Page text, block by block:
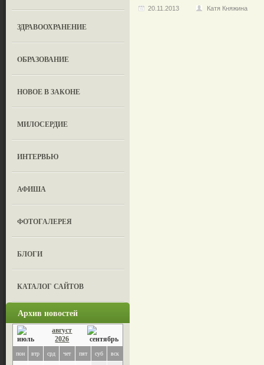
ЗДРАВООХРАНЕНИЕ
OБРАЗОВАНИЕ
НОВОЕ В ЗАКОНЕ
МИЛОСЕРДИЕ
ИНТЕРВЬЮ
АФИША
ФОТОГАЛЕРЕЯ
БЛОГИ
КАТАЛОГ САЙТОВ
Архив новостей
август
2026
пон втр срд чет пят суб вск
20.11.2013 Катя Княжина